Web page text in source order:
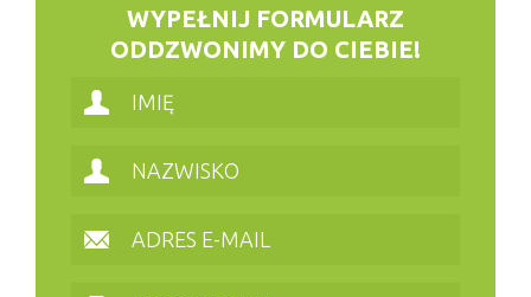
WYPEŁNIJ FORMULARZ
ODDZWONIMY DO CIEBIE!